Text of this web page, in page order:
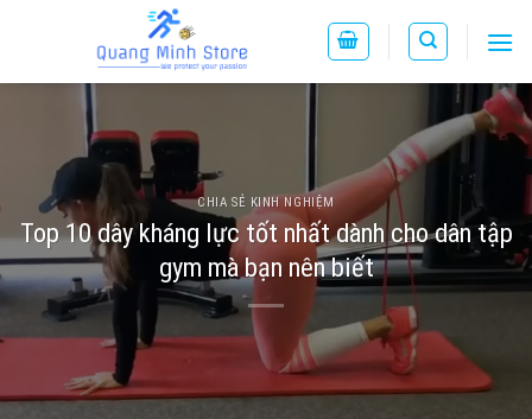
CHIA SẺ KINH NGHIỆM
Top 10 dây kháng lực tốt nhất dành cho dân tập
gym mà bạn nên biết